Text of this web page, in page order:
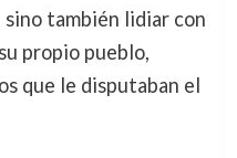
sino también lidiar con
propio pueblo,
que le disputaban el